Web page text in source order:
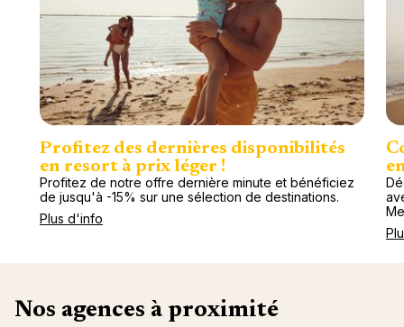
Profitez des dernières disponibilités
en resort à prix léger !
Profitez de notre offre dernière minute et bénéficiez
de jusqu'à -15% sur une sélection de destinations.
Plus d'info
Nos agences à proximité